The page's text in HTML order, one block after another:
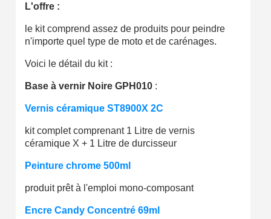
L'offre :
le kit comprend assez de produits pour peindre
n'importe quel type de moto et de carénages.
Voici le détail du kit :
Base à vernir Noire GPH010 :
Vernis céramique ST8900X 2C
kit complet comprenant 1 Litre de vernis
céramique X + 1 Litre de durcisseur
Peinture chrome 500ml
produit prêt à l'emploi mono-composant
Encre Candy Concentré 69ml